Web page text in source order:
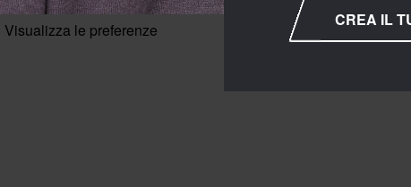
Visualizza le preferenze
CREA IL